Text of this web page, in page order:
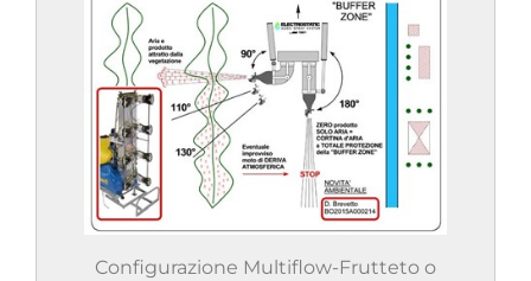
Configurazione Multiflow-Frutteto o